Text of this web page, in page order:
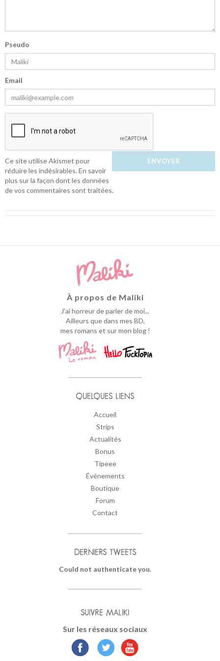
Pseudo
Email
Ce site utilise Akismet pour
réduire les indésirables.En savoir
plus sur la façon dont les données
de vos commentaires sont traitées.
À propos de Maliki
J'ai horreur de parler de moi...
Ailleurs que dans mes BD,
mes romans et sur mon blog !
QUELQUES LIENS
Accueil
Strips
Actualités
Bonus
Tipeee
Événements
Boutique
Forum
Contact
DERNIERS TWEETS
Could not authenticate you.
SUIVRE MALIKI
Sur les réseaux sociaux